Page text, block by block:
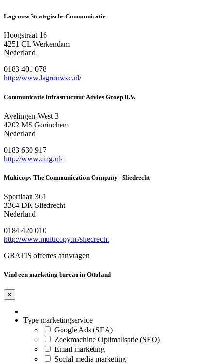
Lagrouw Strategische Communicatie
Hoogstraat 16
4251 CL Werkendam
Nederland
0183 401 078
http://www.lagrouwsc.nl/
Communicatie Infrastructuur Advies Groep B.V.
Avelingen-West 3
4202 MS Gorinchem
Nederland
0183 630 917
http://www.ciag.nl/
Multicopy The Communication Company | Sliedrecht
Sportlaan 361
3364 DK Sliedrecht
Nederland
0184 420 010
http://www.multicopy.nl/sliedrecht
GRATIS offertes aanvragen
Vind een marketing bureau in Ottoland
×
Type marketingservice
Google Ads (SEA)
Zoekmachine Optimalisatie (SEO)
Email marketing
Social media marketing